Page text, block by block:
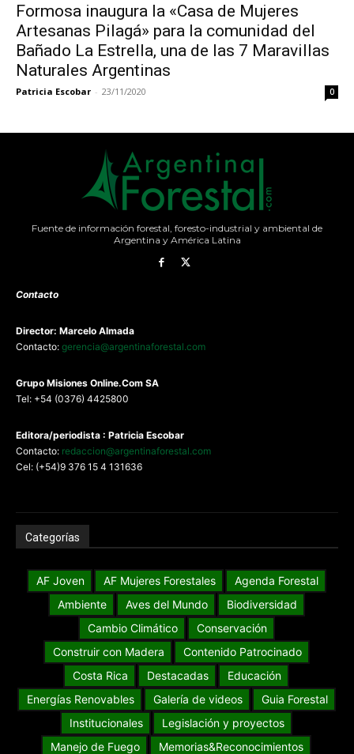
Formosa inaugura la «Casa de Mujeres
Artesanas Pilagá» para la comunidad del
Bañado La Estrella, una de las 7 Maravillas
Naturales Argentinas
Patricia Escobar - 23/11/2020 0
Fuente de información forestal, foresto-industrial y ambiental de
Argentina y América Latina
Contacto
Director: Marcelo Almada
Contacto: gerencia@argentinaforestal.com
Grupo Misiones Online.Com SA
Tel: +54 (0376) 4425800
Editora/periodista : Patricia Escobar
Contacto: redaccion@argentinaforestal.com
Cel: (+54)9 376 15 4 131636
Categorías
AF Joven AF Mujeres Forestales
Agenda Forestal
Ambiente
Aves del Mundo
Biodiversidad
Cambio Climático
Conservación
Construir con Madera
Contenido Patrocinado
Costa Rica
Destacadas
Educación
Energías Renovables
Galería de videos
Guia Forestal
Institucionales
Legislación y proyectos
Manejo de Fuego
Memorias&Reconocimientos